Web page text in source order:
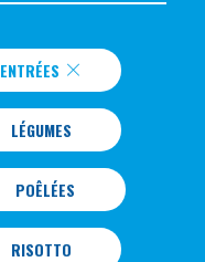
ENTRÉES
LÉGUMES
POÊLÉES
RISOTTO